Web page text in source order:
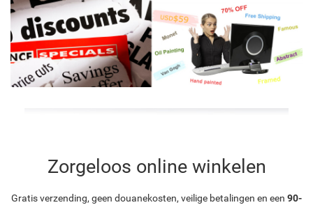
Zorgeloos online winkelen
Gratis verzending, geen douanekosten, veilige betalingen en een 90-